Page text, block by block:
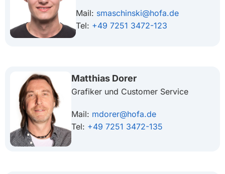
Mail: smaschinski@hofa.de
Tel: +49 7251 3472-123
Matthias Dorer
Grafiker und Customer Service
Mail: mdorer@hofa.de
Tel: +49 7251 3472-135